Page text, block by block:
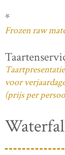
*
Frozen raw
voor
(prijs per